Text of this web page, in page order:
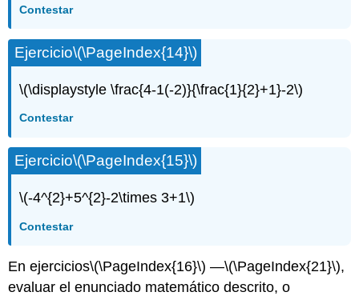
Contestar
Ejercicio\(\PageIndex{14}\)
\(\displaystyle \frac{4-1(-2)}{\frac{1}{2}+1}-2\)
Contestar
Ejercicio\(\PageIndex{15}\)
\(-4^{2}+5^{2}-2\times 3+1\)
Contestar
En ejercicios\(\PageIndex{16}\) —\(\PageIndex{21}\),
evaluar el enunciado matemático descrito, o